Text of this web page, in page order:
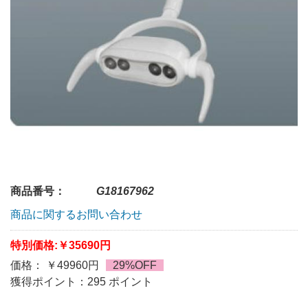
商品番号：
G18167962
商品に関するお問い合わせ
特別価格: ￥35690円
価格： ￥49960円
29%OFF
獲得ポイント：295 ポイント